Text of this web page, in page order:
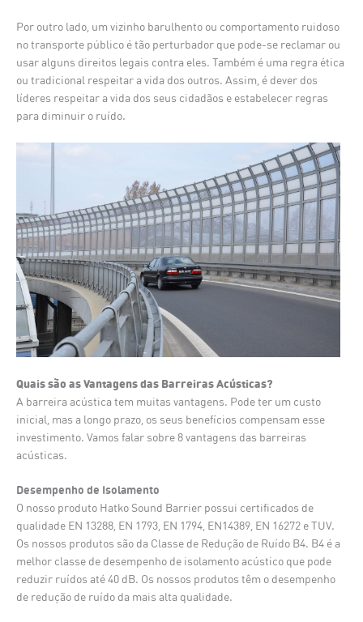
Por outro lado, um vizinho barulhento ou comportamento ruidoso
no transporte público é tão perturbador que pode-se reclamar ou
usar alguns direitos legais contra eles. Também é uma regra ética
ou tradicional respeitar a vida dos outros. Assim, é dever dos
líderes respeitar a vida dos seus cidadãos e estabelecer regras
para diminuir o ruído.
Quais são as Vantagens das Barreiras Acústicas?
A barreira acústica tem muitas vantagens. Pode ter um custo
inicial, mas a longo prazo, os seus benefícios compensam esse
investimento. Vamos falar sobre 8 vantagens das barreiras
acústicas.
Desempenho de Isolamento
O nosso produto Hatko Sound Barrier possui certificados de
qualidade EN 13288, EN 1793, EN 1794, EN14389, EN 16272 e TUV.
Os nossos produtos são da Classe de Redução de Ruído B4. B4 é a
melhor classe de desempenho de isolamento acústico que pode
reduzir ruídos até 40 dB. Os nossos produtos têm o desempenho
de redução de ruído da mais alta qualidade.